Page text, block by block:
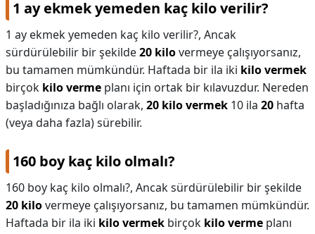
1 ay ekmek yemeden kaç kilo verilir?
1 ay ekmek yemeden kaç kilo verilir?, Ancak
sürdürülebilir bir şekilde20 kilovermeye çalışıyorsanız,
bu tamamen mümkündür. Haftada bir ila iki kilo vermek
birçok kilo verme planı için ortak bir kılavuzdur. Nereden
başladığınıza bağlı olarak, 20 kilo vermek 10 ila 20 hafta
(veya daha fazla) sürebilir.
160 boy kaç kilo olmalı?
160 boy kaç kilo olmalı?, Ancak sürdürülebilir bir şekilde
20 kilovermeye çalışıyorsanız, bu tamamen mümkündür.
Haftada bir ila iki kilo vermek birçok kilo verme planı